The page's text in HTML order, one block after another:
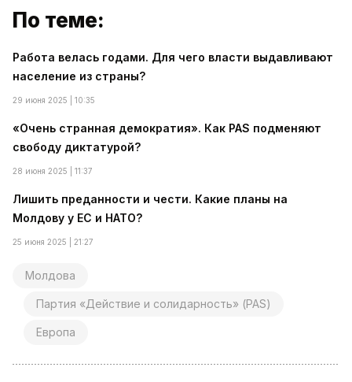
По теме:
Работа велась годами. Для чего власти выдавливают
население из страны?
29 июня 2025 | 10:35
«Очень странная демократия». Как PAS подменяют
свободу диктатурой?
28 июня 2025 | 11:37
Лишить преданности и чести. Какие планы на
Молдову у ЕС и НАТО?
25 июня 2025 | 21:27
Молдова
Партия «Действие и солидарность» (PAS)
Европа